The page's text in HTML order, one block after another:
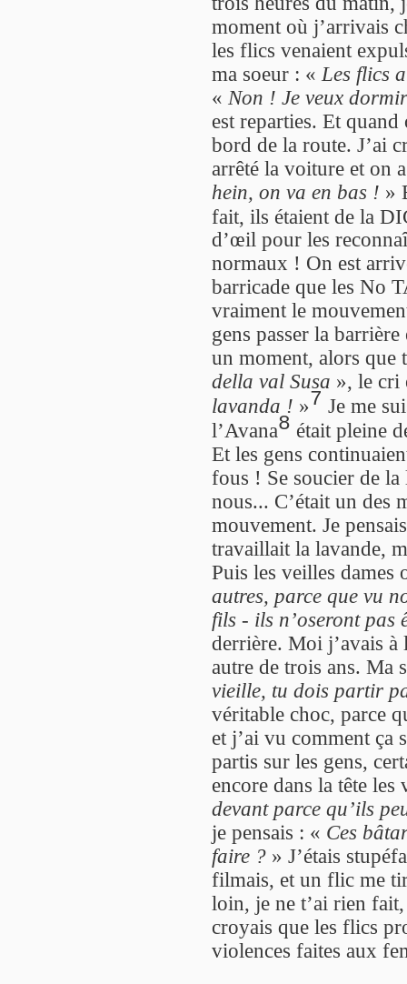
moment où j’arrivais
les flics venaient
ma soeur : « Les flics
« Non ! Je veux
est reparties. Et
bord de la route. J’ai
arrêté la voiture et on
hein, on va en bas ! »
fait, ils étaient de la
d’œil pour les
normaux ! On est
barricade que les No
vraiment le
gens passer la
un moment, alors
della val Susa », le cri
lavanda ! »7 Je me
l’Avana8 était pleine
Et les gens
fous ! Se soucier de la
nous... C’était un des
mouvement. Je
travaillait la lavande,
Puis les veilles
autres, parce que vu
fils - ils n’oseront pas
derrière. Moi j’avais
autre de trois ans. Ma
vieille, tu dois partir
véritable choc, parce
et j’ai vu comment ça
partis sur les gens,
encore dans la tête
devant parce qu’ils
je pensais : « Ces
faire ? » J’étais
filmais, et un flic me
loin, je ne t’ai rien
croyais que les flics
violences faites aux